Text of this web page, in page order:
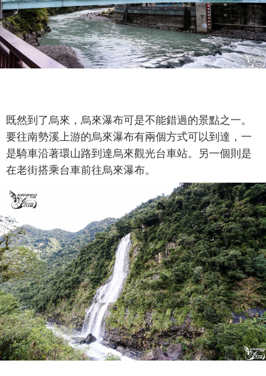
既然到了烏來，烏來瀑布可是不能錯過的景點之一。
要往南勢溪上游的烏來瀑布有兩個方式可以到達，一
是騎車沿著環山路到達烏來觀光台車站。另一個則是
在老街搭乘台車前往烏來瀑布。